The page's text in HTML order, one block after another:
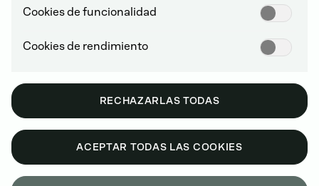
Locomotora
Cookies de funcionalidad
Cookies de rendimiento
RECHAZARLAS TODAS
ACEPTAR TODAS LAS COOKIES